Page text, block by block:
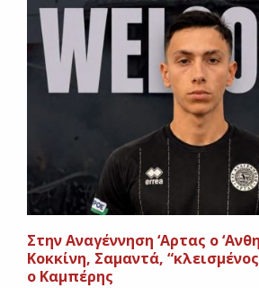
Στην Αναγέννηση ‘Αρτας ο
Κοκκίνη, Σαμαντά,
ο Καμπέρης